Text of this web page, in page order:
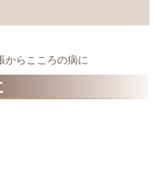
からこころの病に